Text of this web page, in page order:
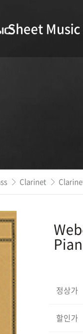
Sheet Music
Clarinet
정상가
할인가